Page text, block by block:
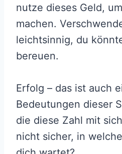
nutze dieses Geld,
machen.
leichtsinnig, du
bereuen.
Erfolg – das ist auch
Bedeutungen dieser
die diese Zahl mit
nicht sicher, in